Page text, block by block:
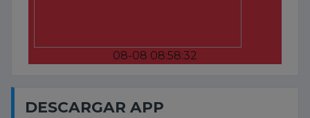
08-08 08:58:32
DESCARGAR APP